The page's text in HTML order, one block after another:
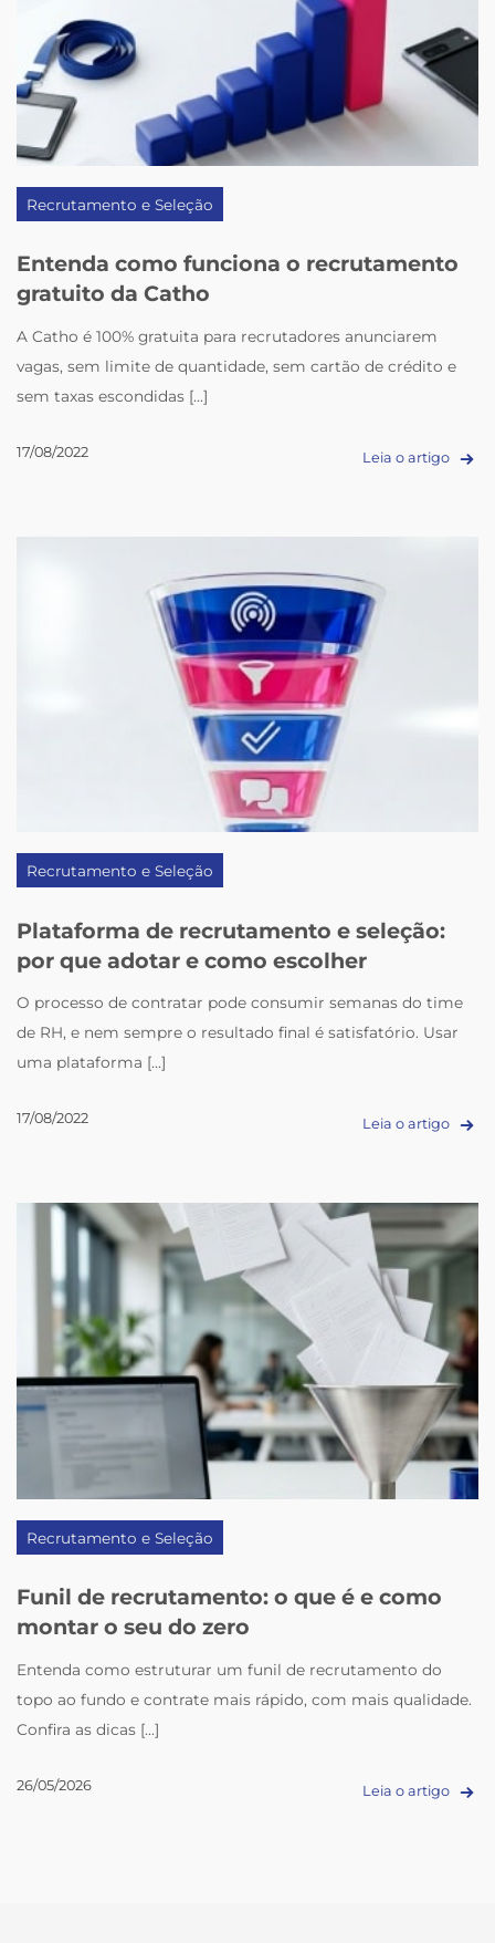
Recrutamento e Seleção
Entenda como funciona o recrutamento
gratuito da Catho
A Catho é 100% gratuita para recrutadores anunciarem
vagas, sem limite de quantidade, sem cartão de crédito e
sem taxas escondidas [...]
17/08/2022 Leia o artigo
Recrutamento e Seleção
Plataforma de recrutamento e seleção:
por que adotar e como escolher
O processo de contratar pode consumir semanas do time
de RH, e nem sempre o resultado final é satisfatório. Usar
uma plataforma [...]
17/08/2022 Leia o artigo
Recrutamento e Seleção
Funil de recrutamento: o que é e como
montar o seu do zero
Entenda como estruturar um funil de recrutamento do
topo ao fundo e contrate mais rápido, com mais qualidade.
Confira as dicas [...]
26/05/2026 Leia o artigo